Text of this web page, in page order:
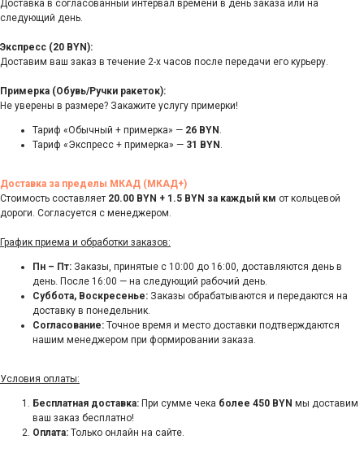
Доставка в согласованный интервал времени в день заказа или на
следующий день.
Экспресс (20 BYN):
Доставим ваш заказ в течение 2-х часов после передачи его курьеру.
Примерка (Обувь/Ручки ракеток):
Не уверены в размере? Закажите услугу примерки!
Тариф «Обычный + примерка» — 26 BYN .
Тариф «Экспресс + примерка» — 31 BYN .
Доставка за пределы МКАД (МКАД+)
Стоимость составляет 20.00 BYN + 1.5 BYN за каждый км от кольцевой
дороги. Согласуется с менеджером.
График приема и обработки заказов:
Пн – Пт: Заказы, принятые с 10:00 до 16:00, доставляются день в
день. После 16:00 — на следующий рабочий день.
Суббота, Воскресенье: Заказы обрабатываются и передаются на
доставку в понедельник.
Согласование: Точное время и место доставки подтверждаются
нашим менеджером при формировании заказа.
Условия оплаты:
Бесплатная доставка: При сумме чека более 450 BYN мы доставим
ваш заказ бесплатно!
Оплата: Только онлайн на сайте.